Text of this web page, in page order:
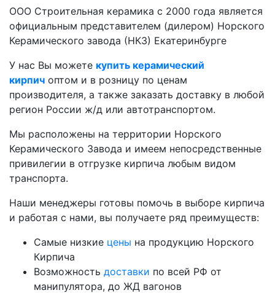
ООО Строительная керамика с 2000 года является
официальным представителем (дилером) Норского
Керамического завода (НКЗ) Екатеринбурге
У нас Вы можете купить керамический
кирпич оптом и в розницу по ценам
производителя, а также заказать доставку в любой
регион России ж/д или автотранспортом.
Мы расположены на территории Норского
Керамического Завода и имеем непосредственные
привилегии в отгрузке кирпича любым видом
транспорта.
Наши менеджеры готовы помочь в выборе кирпича
и работая с нами, вы получаете ряд преимуществ:
Самые низкие цены на продукцию Норского
Кирпича
Возможность доставки по всей РФ от
манипулятора, до ЖД вагонов